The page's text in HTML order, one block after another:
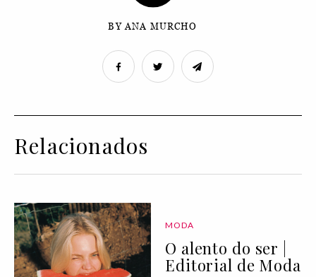
BY ANA MURCHO
Relacionados
MODA
O alento do ser |
Editorial de Moda